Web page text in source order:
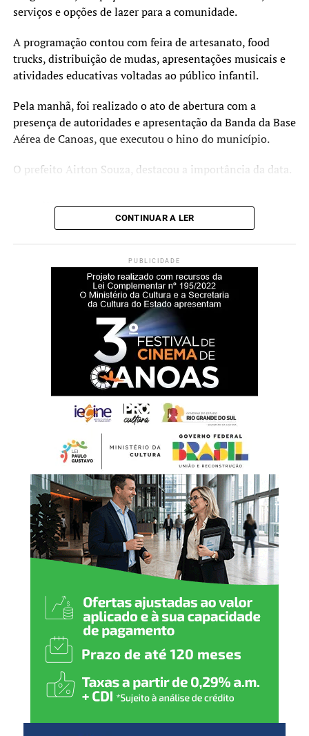
compartilham as suas experiências práticas.
O Curta Fecic é financiado pelo PIC 2023, via Secretaria
de Cultura e Turismo e Prefeitura de Canoas. A realização
é da Prosa Filmes, com gestão cultural e produção
apoio institucional do Metropolitano RS, Fundacine e
CurtaENEM.
Quando: 02 de julho, a partir das 14h
Onde: Teatro do Sesc Canoas (Av. Guilherme Schell, 5340
– Centro)
Informações: Instagram @festivaldecinemadecanoas
serviços e opções de lazer para a comunidade.
A programação contou com feira de artesanato, food
trucks, distribuição de mudas, apresentações musicais e
atividades educativas voltadas ao público infantil.
Pela manhã, foi realizado o ato de abertura com a
presença de autoridades e apresentação da Banda da Base
Aérea de Canoas, que executou o hino do município.
O prefeito Airton Souza, destacou a importância da data.
“O dia do trabalhador é
todos os dias. Mas hoje, de
modo especial, esta data é
um momento de
reconhecimento e gratidão
a cada homem e mulher
que, com esforço,
dignidade e dedicação,
constroem diariamente o
desenvolvimento da nossa
cidade. É por meio do
trabalho que fortalecemos
a economia, promovemos a
justiça social e abrimos
caminhos para novas
oportunidades. Neste 1º de
maio, reafirmamos nosso
compromisso em valorizar
o trabalhador, garantir
direitos e seguir investindo
em políticas públicas que
gerem emprego, renda e
mais qualidade de vida para
CONTINUAR A LER
PUBLICIDADE